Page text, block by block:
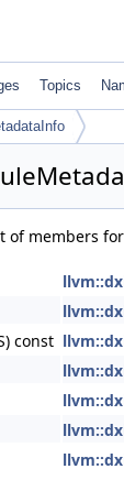
Topics
of members for
const